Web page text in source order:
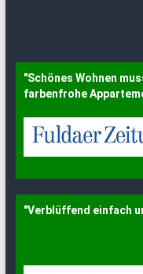
"Schönes Wohnen
farbenfrohe
"Verblüffend einfach